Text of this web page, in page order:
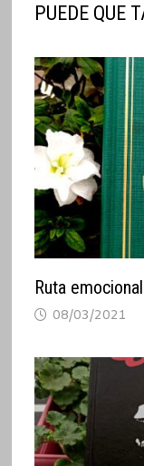
PUEDE QUE
Ruta
08/03/2021